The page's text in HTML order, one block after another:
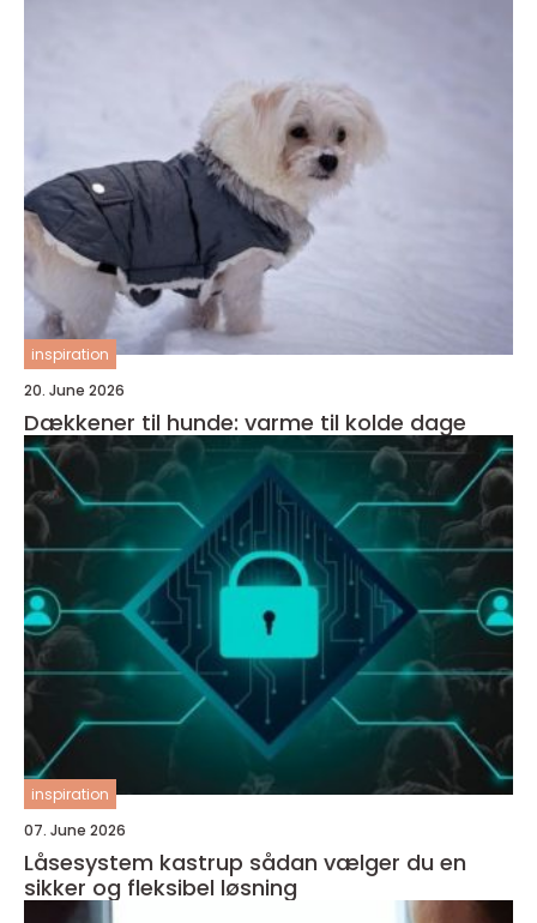
inspiration
20. June 2026
Dækkener til hunde: varme til kolde dage
inspiration
07. June 2026
Låsesystem kastrup sådan vælger du en
sikker og fleksibel løsning